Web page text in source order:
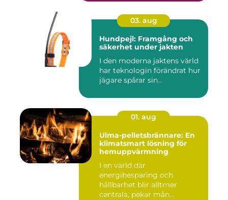
03. aug
Hundpejl: Framgång och
säkerhet under jakten
I den moderna jaktens värld
har teknologin förändrat hur
jägare spårar sin...
01. aug
Ulma-pelletsbrännare: En
klimatsmart lösning för
hemuppvärmning
I en värld där
energibesparing och
hållbarhet blir alltmer
centrala, pekar mån...